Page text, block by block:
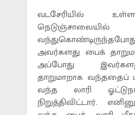
வடசேரியில்
நெடுஞ்சாலையில்
அவர்களது பைக்
அப்போது
தாறுமாறாக வந்ததைப்
வந்த லாரி
நிறுத்திவிட்டார்.